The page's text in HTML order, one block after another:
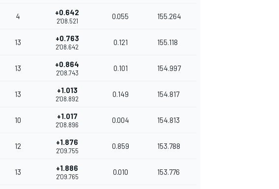
4 +0.642
2'08.521
0.055 155.264
13 +0.763
2'08.642
0.121 155.118
13 +0.864
2'08.743
0.101 154.997
13 +1.013
2'08.892
0.149 154.817
10 +1.017
2'08.896
0.004 154.813
12 +1.876
2'09.755
0.859 153.788
13 +1.886
2'09.765
0.010 153.776